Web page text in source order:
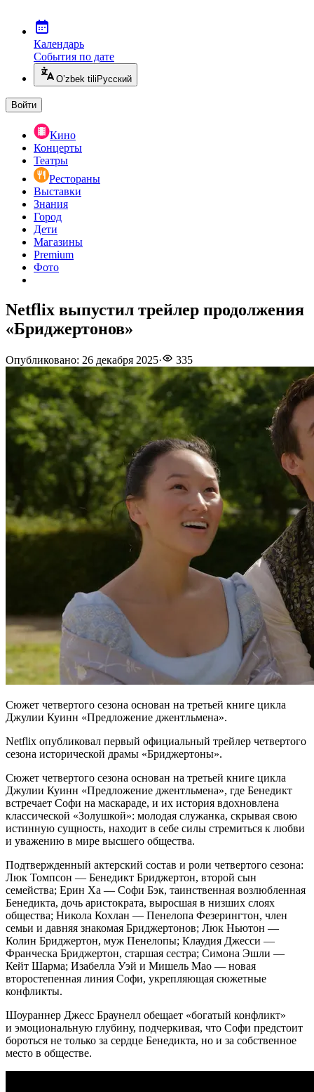
Календарь
События по дате
O’zbek tili Русский
Войти
Кино
Концерты
Театры
Рестораны
Выставки
Знания
Город
Дети
Магазины
Premium
Фото
Netflix выпустил трейлер продолжения
«Бриджертонов»
Опубликовано: 26 декабря 2025· 335
Сюжет четвертого сезона основан на третьей книге цикла
Джулии Куинн «Предложение джентльмена».
Netflix опубликовал первый официальный трейлер четвертого
сезона исторической драмы «Бриджертоны».
Сюжет четвертого сезона основан на третьей книге цикла
Джулии Куинн «Предложение джентльмена», где Бенедикт
встречает Софи на маскараде, и их история вдохновлена
классической «Золушкой»: молодая служанка, скрывая свою
истинную сущность, находит в себе силы стремиться к любви
и уважению в мире высшего общества.
Подтвержденный актерский состав и роли четвертого сезона:
Люк Томпсон — Бенедикт Бриджертон, второй сын
семейства; Ерин Ха — Софи Бэк, таинственная возлюбленная
Бенедикта, дочь аристократа, выросшая в низших слоях
общества; Никола Кохлан — Пенелопа Фезерингтон, член
семьи и давняя знакомая Бриджертонов; Люк Ньютон —
Колин Бриджертон, муж Пенелопы; Клаудия Джесси —
Франческа Бриджертон, старшая сестра; Симона Эшли —
Кейт Шарма; Изабелла Уэй и Мишель Мао — новая
второстепенная линия Софи, укрепляющая сюжетные
конфликты.
Шоураннер Джесс Браунелл обещает «богатый конфликт»
и эмоциональную глубину, подчеркивая, что Софи предстоит
бороться не только за сердце Бенедикта, но и за собственное
место в обществе.